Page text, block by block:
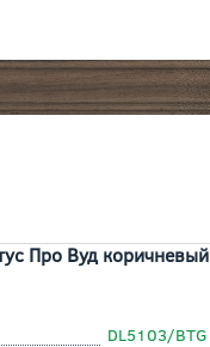
Про Вуд коричневый
DL5103/BTG